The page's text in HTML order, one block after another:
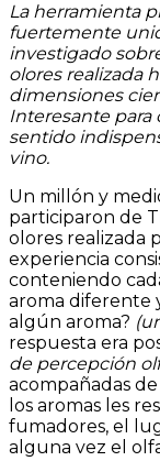
La herramienta
fuertemente
investigado
olores realizada
dimensiones
Interesante
sentido
vino.
Un millón y
participaron de
olores realizada
experiencia
conteniendo
aroma diferente
algún aroma? (
respuesta era
de percepción
acompañadas
los aromas les
fumadores, el
alguna vez el